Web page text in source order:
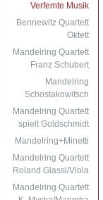
Verfemte Musik
Bennewitz Quartett
Oktett
Mandelring Quartett
Franz Schubert
Mandelring
Schostakowitsch
Mandelring Quartett
spielt Goldschmidt
Mandelring+Minetti
Mandelring Quartett
Roland Glassl/Viola
Mandelring Quartett